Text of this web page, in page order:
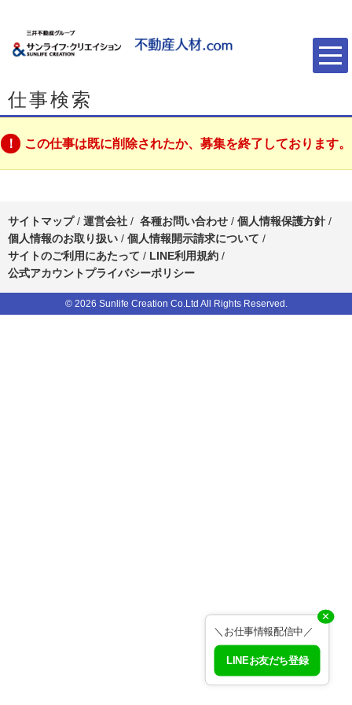
仕事検索
この仕事は既に削除されたか、募集を終了しております。
サイトマップ/ 運営会社 / 各種お問い合わせ / 個人情報保護方針 /
個人情報のお取り扱い / 個人情報開示請求について /
サイトのご利用にあたって / LINE利用規約 /
公式アカウントプライバシーポリシー
✕
＼お仕事情報配信中／
LINEお友だち登録
© 2026 Sunlife Creation Co.Ltd All Rights Reserved.